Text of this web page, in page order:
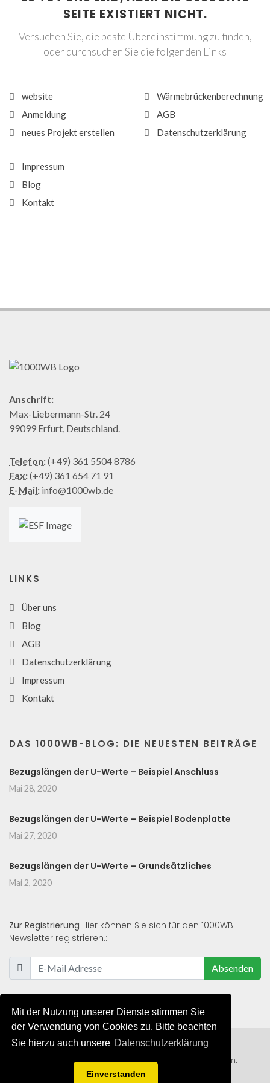
Mit der Nutzung unserer Dienste stimmen Sie
der Verwendung von Cookies zu. Bitte beachten
Sie hierzu auch unsere Datenschutzerklärung
Einverstanden
SEITE EXISTIERT NICHT.
Versuchen Sie, die beste Übereinstimmung zu finden,
oder durchsuchen Sie die folgenden Links
website
Anmeldung
neues Projekt erstellen
Wärmebrückenberechnung
AGB
Datenschutzerklärung
Impressum
Blog
Kontakt
Anschrift:
Max-Liebermann-Str. 24
99099 Erfurt, Deutschland.
Telefon:(+49) 361 5504 8786
Fax:(+49) 361 654 71 91
E-Mail: info@1000wb.de
LINKS
Über uns
Blog
AGB
Datenschutzerklärung
Impressum
Kontakt
DAS 1000WB-BLOG: DIE NEUESTEN BEITRÄGE
Bezugslängen der U-Werte – Beispiel Anschluss
Mai 28, 2020
Bezugslängen der U-Werte – Beispiel Bodenplatte
Mai 27, 2020
Bezugslängen der U-Werte – Grundsätzliches
Mai 2, 2020
Zur Registrierung Hier können Sie sich für den 1000WB-
Newsletter registrieren.:
Absenden
© 2019 - 2021 - Alle Rechte von 1000WB vorbehalten.
AGB/Datenschutzerklärung